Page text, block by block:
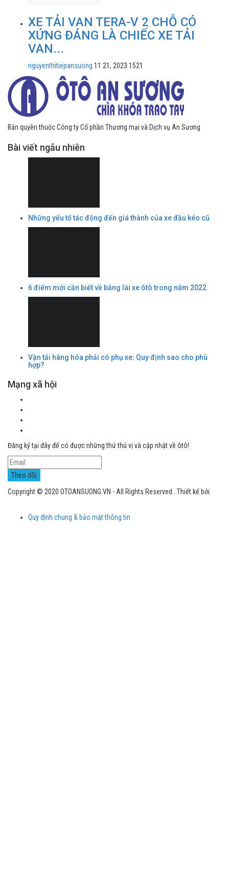
XE TẢI VAN TERA-V 2 CHỖ CÓ
XỨNG ĐÁNG LÀ CHIẾC XE TẢI
VAN...
nguyenthitiepansuong 11 21, 2023 1521
Bản quyền thuộc Công ty Cổ phần Thương mại và Dịch vụ An Sương
Bài viết ngẫu nhiên
Những yếu tố tác động đến giá thành của xe đầu kéo cũ
6 điểm mới cần biết về bằng lái xe ôtô trong năm 2022
Vận tải hàng hóa phải có phụ xe: Quy định sao cho phù
hợp?
Mạng xã hội
Đăng ký tại đây để có được những thứ thú vị và cập nhật về ôtô!
Copyright © 2020 OTOANSUONG.VN - All Rights Reserved.. Thiết kế bởi
Quy định chung & bảo mật thông tin